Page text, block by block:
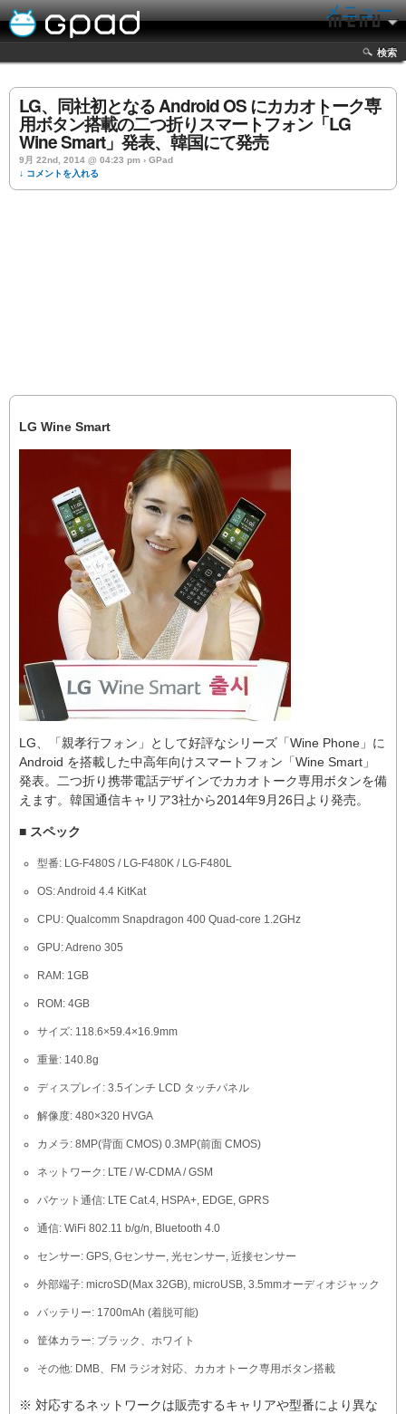
メニュー
検索
LG、同社初となる Android OS にカカオトーク専
用ボタン搭載の二つ折りスマートフォン「LG
Wine Smart」発表、韓国にて発売
9月 22nd, 2014 @ 04:23 pm › GPad
↓ コメントを入れる
LG Wine Smart
LG、「親孝行フォン」として好評なシリーズ「Wine Phone」に
Android を搭載した中高年向けスマートフォン「Wine Smart」
発表。二つ折り携帯電話デザインでカカオトーク専用ボタンを備
えます。韓国通信キャリア3社から2014年9月26日より発売。
■ スペック
型番: LG-F480S / LG-F480K / LG-F480L
OS: Android 4.4 KitKat
CPU: Qualcomm Snapdragon 400 Quad-core 1.2GHz
GPU: Adreno 305
RAM: 1GB
ROM: 4GB
サイズ: 118.6×59.4×16.9mm
重量: 140.8g
ディスプレイ: 3.5インチ LCD タッチパネル
解像度: 480×320 HVGA
カメラ: 8MP(背面 CMOS) 0.3MP(前面 CMOS)
ネットワーク: LTE / W-CDMA / GSM
パケット通信: LTE Cat.4, HSPA+, EDGE, GPRS
通信: WiFi 802.11 b/g/n, Bluetooth 4.0
センサー: GPS, Gセンサー, 光センサー, 近接センサー
外部端子: microSD(Max 32GB), microUSB, 3.5mmオーディオジャック
バッテリー: 1700mAh (着脱可能)
筐体カラー: ブラック、ホワイト
その他: DMB、FM ラジオ対応、カカオトーク専用ボタン搭載
※ 対応するネットワークは販売するキャリアや型番により異な